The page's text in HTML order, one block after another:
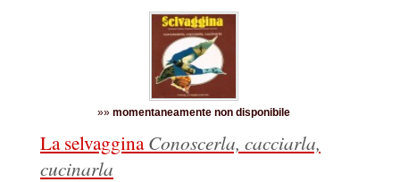
»» momentaneamente non disponibile
La selvagginaConoscerla, cacciarla,
cucinarla